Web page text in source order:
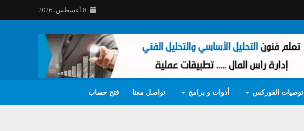
8 أغسطس، 2026
توصيات الفوركس أدوات و برامج تواصل معنا فتح حساب